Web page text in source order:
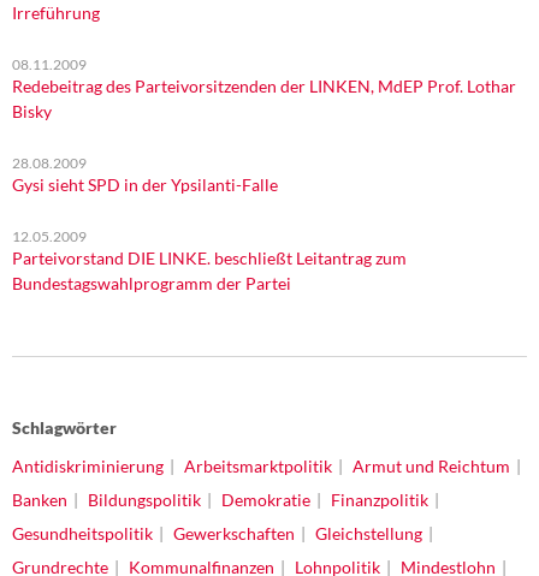
Irreführung
08.11.2009
Redebeitrag des Parteivorsitzenden der LINKEN, MdEP Prof. Lothar
Bisky
28.08.2009
Gysi sieht SPD in der Ypsilanti-Falle
12.05.2009
Parteivorstand DIE LINKE. beschließt Leitantrag zum
Bundestagswahlprogramm der Partei
Schlagwörter
Antidiskriminierung
Arbeitsmarktpolitik
Armut und Reichtum
Banken
Bildungspolitik Demokratie
Finanzpolitik
Gesundheitspolitik
Gewerkschaften
Gleichstellung
Grundrechte
Kommunalfinanzen Lohnpolitik Mindestlohn